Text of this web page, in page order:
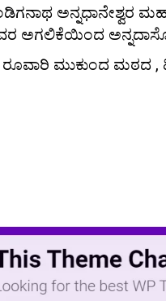
ಅನ್ನಧಾನೇಶ್ವರ
ಅಗಲಿಕೆಯಿಂದ
ಮುಕುಂದ ಮಠದ ,